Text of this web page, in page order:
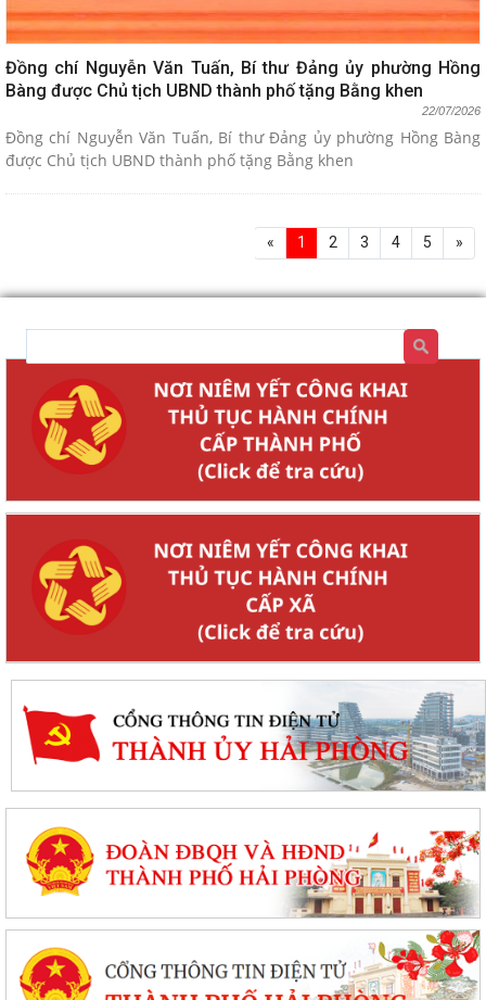
Đồng chí Nguyễn Văn Tuấn, Bí thư Đảng ủy phường Hồng
Bàng được Chủ tịch UBND thành phố tặng Bằng khen
22/07/2026
Đồng chí Nguyễn Văn Tuấn, Bí thư Đảng ủy phường Hồng Bàng
được Chủ tịch UBND thành phố tặng Bằng khen
« 1 2 3 4 5 »